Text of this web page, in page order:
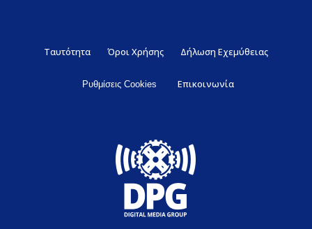
Ταυτότητα Όροι Χρήσης Δήλωση Εχεμύθειας
Ρυθμίσεις Cookies Επικοινωνία